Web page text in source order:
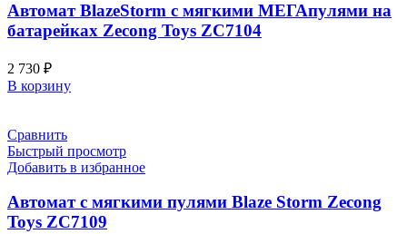
Автомат BlazeStorm с мягкими МЕГАпулями на
батарейках Zecong Toys ZC7104
2 730 ₽
В корзину
Сравнить
Быстрый просмотр
Добавить в избранное
Автомат с мягкими пулями Blaze Storm Zecong
Toys ZC7109